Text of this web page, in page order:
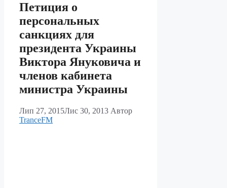
Петиция о
персональных
санкциях для
президента Украины
Виктора Януковича и
членов кабинета
министра Украины
Лип 27, 2015Лис 30, 2013 Автор
TranceFM